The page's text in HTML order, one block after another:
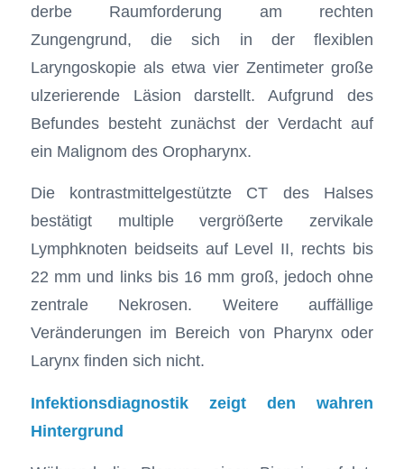
derbe Raumforderung am rechten
Zungengrund, die sich in der flexiblen
Laryngoskopie als etwa vier Zentimeter große
ulzerierende Läsion darstellt. Aufgrund des
Befundes besteht zunächst der Verdacht auf
ein Malignom des Oropharynx.
Die kontrastmittelgestützte CT des Halses
bestätigt multiple vergrößerte zervikale
Lymphknoten beidseits auf Level II, rechts bis
22 mm und links bis 16 mm groß, jedoch ohne
zentrale Nekrosen. Weitere auffällige
Veränderungen im Bereich von Pharynx oder
Larynx finden sich nicht.
Infektionsdiagnostik zeigt den wahren
Hintergrund